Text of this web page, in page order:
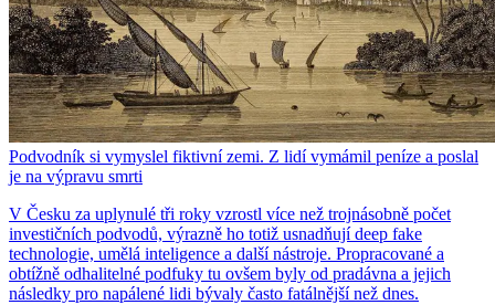
Podvodník si vymyslel fiktivní zemi. Z lidí vymámil peníze a poslal
je na výpravu smrti
V Česku za uplynulé tři roky vzrostl více než trojnásobně počet
investičních podvodů, výrazně ho totiž usnadňují deep fake
technologie, umělá inteligence a další nástroje. Propracované a
obtížně odhalitelné podfuky tu ovšem byly od pradávna a jejich
následky pro napálené lidi bývaly často fatálnější než dnes.